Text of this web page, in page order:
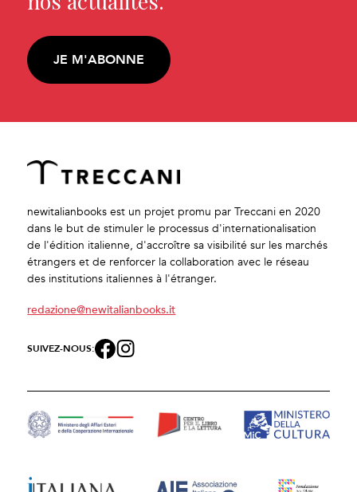
JE M'ABONNE
newitalianbooks est un projet promu par Treccani en 2020
dans le but de stimuler le processus d'internationalisation
de l'édition italienne, d'accroître sa visibilité sur les marchés
étrangers et de renforcer la collaboration avec le réseau
des institutions italiennes à l'étranger.
redazione@newitalianbooks.it
SUIVEZ-NOUS: